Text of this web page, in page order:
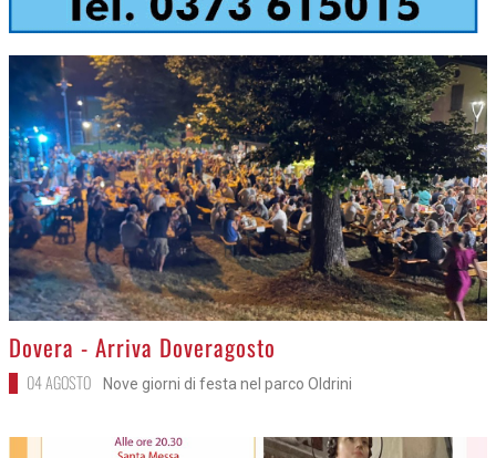
>
Dovera - Arriva Doveragosto
04 AGOSTO Nove giorni di festa nel parco Oldrini